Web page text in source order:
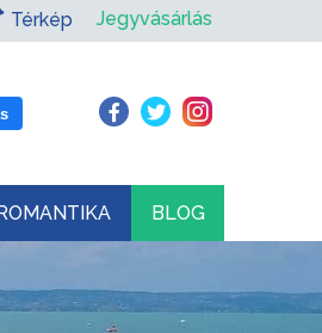
Térkép Jegyvásárlás
BLOG